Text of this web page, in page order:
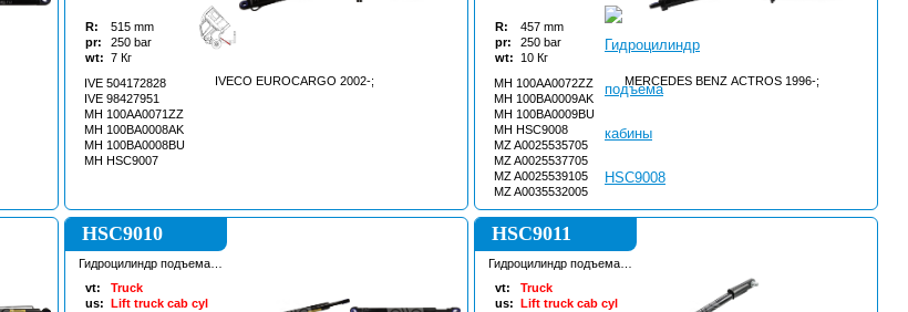
R: 515 mm
pr:
250 bar
wt: 7 Кг
IVE 504172828
IVE 98427951
MH 100AA0071ZZ
MH 100BA0008AK
MH 100BA0008BU
MH HSC9007
IVECO EUROCARGO 2002-;
R: 457 mm
pr:
250 bar
wt:
10 Кг
MH 100AA0072ZZ
MH 100BA0009AK
MH 100BA0009BU
MH HSC9008
MZ A0025535705
MZ A0025537705
MZ A0025539105
MZ A0035532005
MERCEDES BENZ ACTROS 1996-;
HSC9010
Гидроцилиндр подъема
vt:
Truck
us: Lift truck cab cyl
HSC9011
Гидроцилиндр подъема
vt:
Truck
us: Lift truck cab cyl